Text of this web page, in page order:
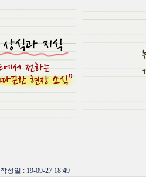
작성일 : 19-09-27 18:49